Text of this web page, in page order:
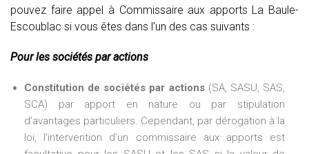
pouvez faire appel à Commissaire aux apports La Baule-
Escoublac si vous êtes dans l’un des cas suivants :
Pour les sociétés par actions
Constitution de sociétés par actions(SA, SASU, SAS,
SCA) par apport en nature ou par stipulation
d’avantages particuliers. Cependant, par dérogation à la
loi, l’intervention d’un commissaire aux apports est